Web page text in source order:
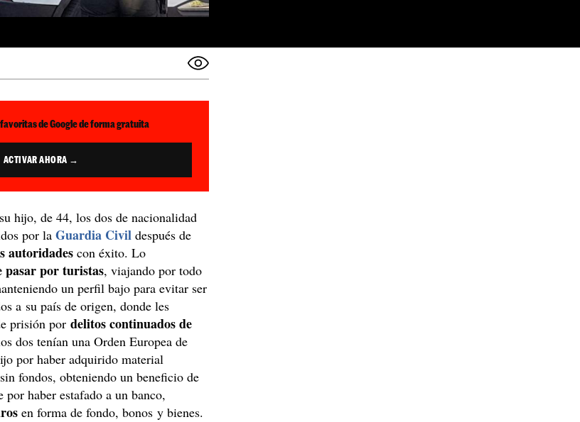
de Google de forma gratuita
ACTIVAR AHORA →
hijo, de 44, los dos de nacionalidad
por laGuardia Civil después de
autoridades con éxito. Lo
pasar por turistas, viajando por todo
un perfil bajo para evitar ser
a su país de origen, donde les
prisión pordelitos continuados de
dos tenían una Orden Europea de
por haber adquirido material
fondos, obteniendo un beneficio de
por haber estafado a un banco,
en forma de fondo, bonos y bienes.